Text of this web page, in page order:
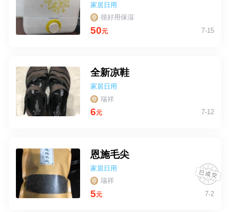
家居日用
很好用保湿
50元 7-15
全新凉鞋
家居日用
瑞祥
6元 7-12
恩施毛尖
家居日用
瑞祥
5元 7-2